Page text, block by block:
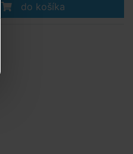
do košíka